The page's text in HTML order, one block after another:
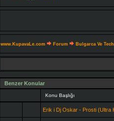
www.KupavaLe.com Forum Bulgarca Ve
Benzer Konular
Konu Başlığı
Erik i Dj Oskar - Prosti (Ultra